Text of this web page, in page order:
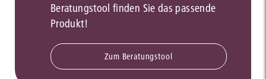
Beratungstool finden Sie das passende
Produkt!
Zum Beratungstool